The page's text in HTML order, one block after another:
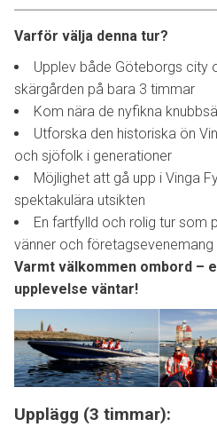
Varför välja denna tur?
Upplev både Göteborgs city
skärgården på bara 3 timmar
Kom nära de nyfikna
Utforska den historiska ön
och sjöfolk i generationer
Möjlighet att gå upp i Vinga
spektakulära utsikten
En fartfylld och rolig tur som
vänner och företagsevenemang
Varmt välkommen ombord –
upplevelse väntar!
Upplägg (3 timmar):